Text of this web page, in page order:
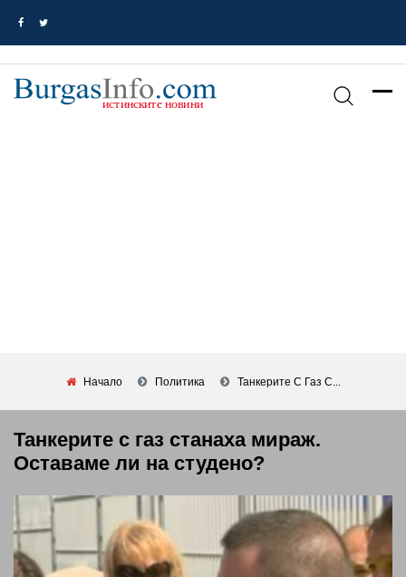
Начало Политика Танкерите С Газ С...
Танкерите с газ станаха мираж.
Оставаме ли на студено?